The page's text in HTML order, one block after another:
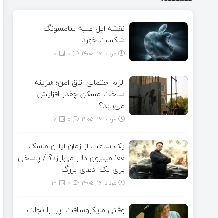
نقشه اپل علیه سامسونگ
شکست خورد
مرداد ۱۶, ۱۴۰۵ 0
الزام احتمالی اتاق امن؛ هزینه
ساخت مسکن چقدر افزایش
می‌یابد؟
مرداد ۱۶, ۱۴۰۵ 7
یک ساعت از زمان ایلان ماسک
۱۰۰ میلیون دلار می‌ارزد؟ / پاسخی
برای یک ادعای بزرگ
مرداد ۱۶, ۱۴۰۵ 12
وقتی مایکروسافت اپل را نجات